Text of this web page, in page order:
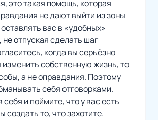
это такая помощь, которая
не дают выйти из зоны
вас в «удобных»
не отпуская сделать шаг
когда вы серьёзно
собственную жизнь, то
а не оправдания. Поэтому
себя отговорками.
себя и поймите, что у вас есть
создать то, что захотите.